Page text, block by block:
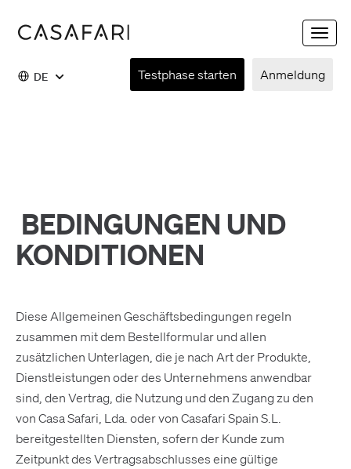
Toggle
DE Anmeldung
Testphase starten
BEDINGUNGEN UND
KONDITIONEN
Diese Allgemeinen Geschäftsbedingungen regeln
zusammen mit dem Bestellformular und allen
zusätzlichen Unterlagen, die je nach Art der Produkte,
Dienstleistungen oder des Unternehmens anwendbar
sind, den Vertrag, die Nutzung und den Zugang zu den
von Casa Safari, Lda. oder von Casafari Spain S.L.
bereitgestellten Diensten, sofern der Kunde zum
Zeitpunkt des Vertragsabschlusses eine gültige